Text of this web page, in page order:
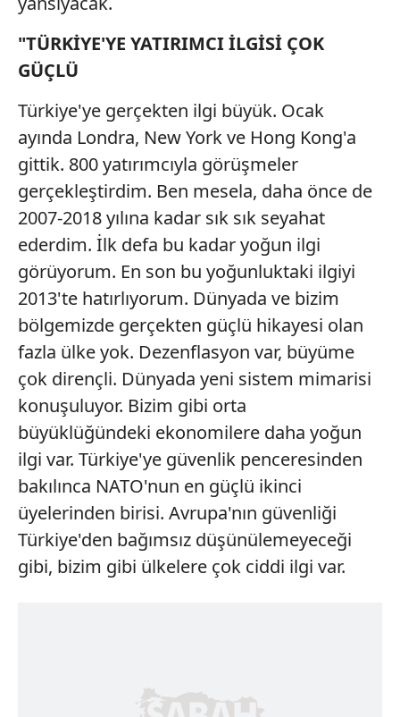
"TÜRKİYE'YE YATIRIMCI İLGİSİ ÇOK
GÜÇLÜ
Türkiye'ye gerçekten ilgi büyük. Ocak
ayında Londra, New York ve Hong Kong'a
gittik. 800 yatırımcıyla görüşmeler
gerçekleştirdim. Ben mesela, daha önce de
2007-2018 yılına kadar sık sık seyahat
ederdim. İlk defa bu kadar yoğun ilgi
görüyorum. En son bu yoğunluktaki ilgiyi
2013'te hatırlıyorum. Dünyada ve bizim
bölgemizde gerçekten güçlü hikayesi olan
fazla ülke yok. Dezenflasyon var, büyüme
çok dirençli. Dünyada yeni sistem mimarisi
konuşuluyor. Bizim gibi orta
büyüklüğündeki ekonomilere daha yoğun
ilgi var. Türkiye'ye güvenlik penceresinden
bakılınca NATO'nun en güçlü ikinci
üyelerinden birisi. Avrupa'nın güvenliği
Türkiye'den bağımsız düşünülemeyeceği
gibi, bizim gibi ülkelere çok ciddi ilgi var.